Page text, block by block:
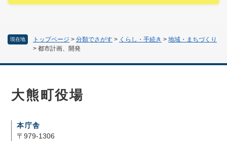
現在地 トップページ > 分類でさがす > くらし・手続き > 地域・まちづくり
> 都市計画、開発
大熊町役場
本庁舎
〒979-1306